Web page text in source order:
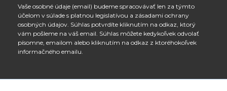
Vaše osobné údaje (email) budeme spracovávať len za týmto
účelom v súlade s platnou legislatívou a zásadami ochrany
osobných údajov. Súhlas potvrdíte kliknutím na odkaz, ktorý
vám pošleme na váš email. Súhlas môžete kedykoľvek odvolať
písomne, emailom alebo kliknutím na odkaz z ktoréhokoľvek
informačného emailu.